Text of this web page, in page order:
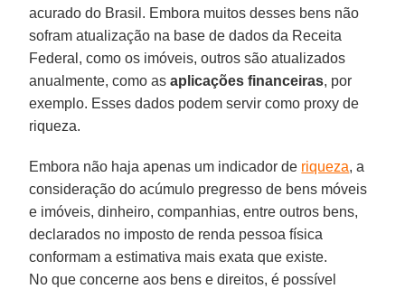
acurado do Brasil. Embora muitos desses bens não
sofram atualização na base de dados da Receita
Federal, como os imóveis, outros são atualizados
anualmente, como asaplicações financeiras, por
exemplo. Esses dados podem servir como proxy de
riqueza.
Embora não haja apenas um indicador de riqueza, a
consideração do acúmulo pregresso de bens móveis
e imóveis, dinheiro, companhias, entre outros bens,
declarados no imposto de renda pessoa física
conformam a estimativa mais exata que existe.
No que concerne aos bens e direitos, é possível